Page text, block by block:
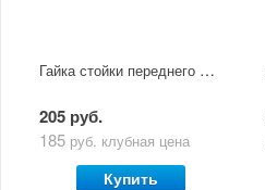
Гайка стойки переднего стабилизатора Mazda CX-5 (2011-по н.в)
205 руб.
185 руб. клубная цена
Купить